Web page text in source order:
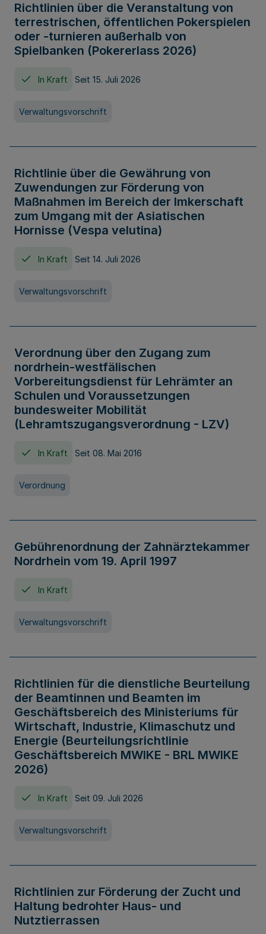
Richtlinien über die Veranstaltung von
terrestrischen, öffentlichen Pokerspielen
oder -turnieren außerhalb von
Spielbanken (Pokererlass 2026)
In Kraft Seit 15. Juli 2026
Verwaltungsvorschrift
Richtlinie über die Gewährung von
Zuwendungen zur Förderung von
Maßnahmen im Bereich der Imkerschaft
zum Umgang mit der Asiatischen
Hornisse (Vespa velutina)
In Kraft Seit 14. Juli 2026
Verwaltungsvorschrift
Verordnung über den Zugang zum
nordrhein-westfälischen
Vorbereitungsdienst für Lehrämter an
Schulen und Voraussetzungen
bundesweiter Mobilität
(Lehramtszugangsverordnung - LZV)
In Kraft Seit 08. Mai 2016
Verordnung
Gebührenordnung der Zahnärztekammer
Nordrhein vom 19. April 1997
In Kraft
Verwaltungsvorschrift
Richtlinien für die dienstliche Beurteilung
der Beamtinnen und Beamten im
Geschäftsbereich des Ministeriums für
Wirtschaft, Industrie, Klimaschutz und
Energie (Beurteilungsrichtlinie
Geschäftsbereich MWIKE - BRL MWIKE
2026)
In Kraft Seit 09. Juli 2026
Verwaltungsvorschrift
Richtlinien zur Förderung der Zucht und
Haltung bedrohter Haus- und
Nutztierrassen